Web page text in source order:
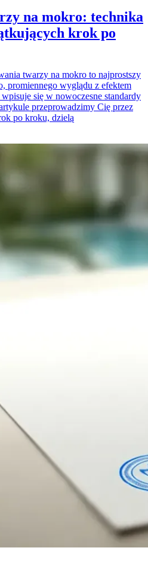
na mokro: technika
krok po
twarzy na mokro to najprostszy
promiennego wyglądu z efektem
się w nowoczesne standardy
przeprowadzimy Cię przez
po kroku, dzielą